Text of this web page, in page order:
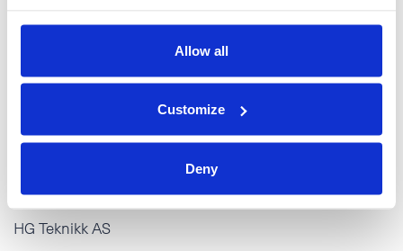
Allow all
Customize
Deny
Har du spørsmål om stillingen? Ta gjerne kontakt med
oss! Send inn din søknad til:jobb@hareidgroup.com
Tor Marthin Sørli
daglig leder
HG Teknikk AS